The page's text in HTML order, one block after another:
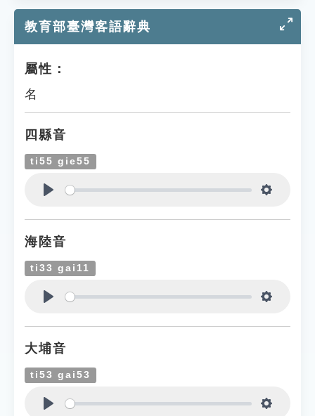
教育部臺灣客語辭典
屬性：
名
四縣音
ti55 gie55
海陸音
ti33 gai11
大埔音
ti53 gai53